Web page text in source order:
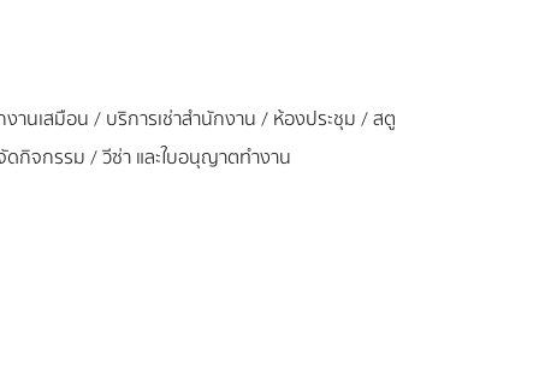
านเสมือน / บริการเช่าสำนักงาน / ห้องประชุม / สตู
กิจกรรม / วีซ่า และใบอนุญาตทำงาน